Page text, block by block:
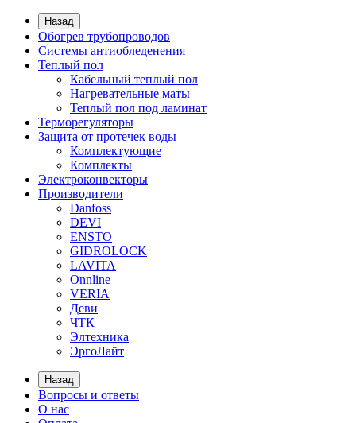
Назад
Обогрев трубопроводов
Системы антиобледенения
Теплый пол
Кабельный теплый пол
Нагревательные маты
Теплый пол под ламинат
Терморегуляторы
Защита от протечек воды
Комплектующие
Комплекты
Электроконвекторы
Производители
Danfoss
DEVI
ENSTO
GIDROLOCK
LAVITA
Onnline
VERIA
Деви
ЧТК
Элтехника
ЭргоЛайт
Назад
Вопросы и ответы
О нас